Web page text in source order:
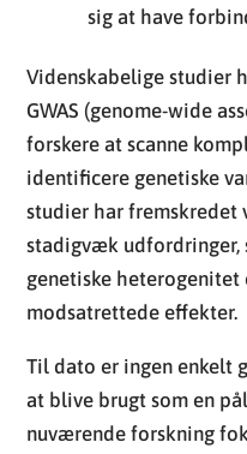
sig at have
Videnskabelige studier
GWAS (genome-wide
forskere at scanne
identificere genetiske
studier har fremskredet
stadigvæk udfordringer,
genetiske
modsatrettede effekter.
Til dato er ingen enkelt
at blive brugt som en
nuværende forskning